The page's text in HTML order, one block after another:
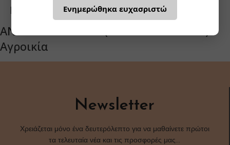
ANDRECHOVICH D. (ΑΝΤΡΕΧΟΒΙΤΣ ΝΤ.) –
Αγροικία
Newsletter
Χρειάζεται μόνο ένα δευτερόλεπτο για να μαθαίνετε πρώτοι
τα τελευταία νέα και τις προσφορές μας…
Ενημερώθηκα ευχασριστώ